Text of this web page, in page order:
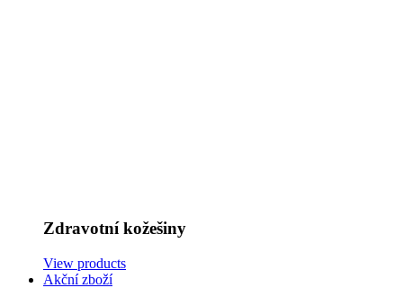
Zdravotní kožešiny
View products
Akční zboží